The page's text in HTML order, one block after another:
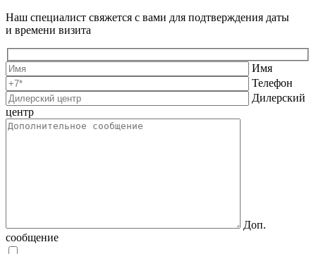
Наш специалист свяжется с вами для подтверждения даты
и времени визита
Имя
Телефон
Дилерский
центр
Доп.
сообщение